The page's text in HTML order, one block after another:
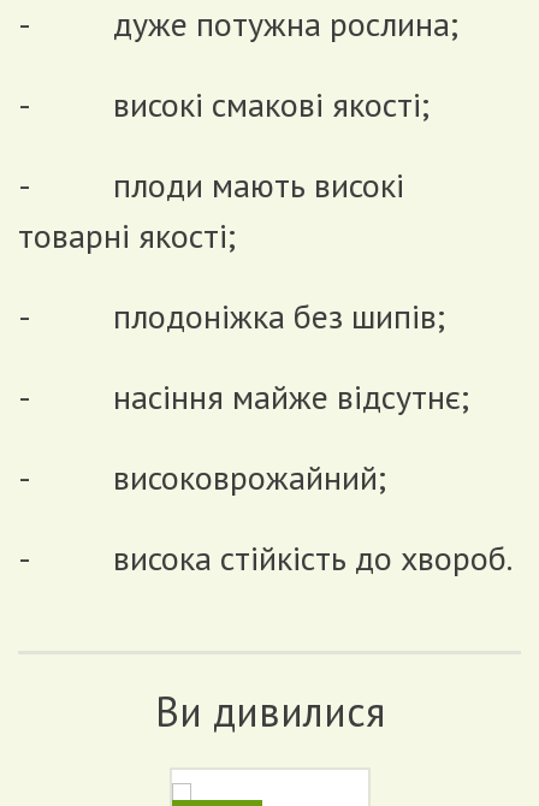
- дуже потужна рослина;
- високі смакові якості;
- плоди мають високі
товарні якості;
- плодоніжка без шипів;
- насіння майже відсутнє;
- високоврожайний;
- висока стійкість до хвороб.
Ви дивилися